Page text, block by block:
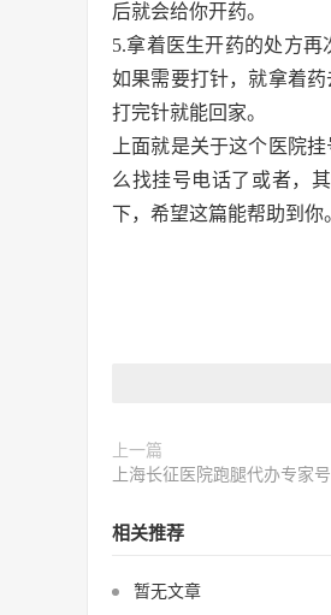
后就会给你开药。
5.拿着医生开药的处方
如果需要打针，就拿着
打完针就能回家。
上面就是关于这个医院
么找挂号电话了或者，
下，希望这篇能帮助到你
上一篇
上海长征医院跑腿代办专家
相关推荐
暂无文章